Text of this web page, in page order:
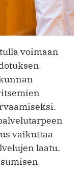
voimaan
vaikuttaa
laatu.